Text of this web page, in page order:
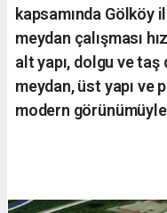
kapsamında Gölköy
meydan çalışması
alt yapı, dolgu ve taş
meydan, üst yapı ve
modern